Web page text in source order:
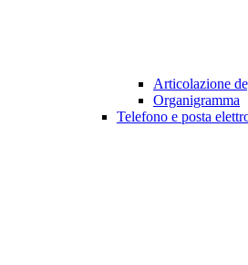
Articolazione
Organigramma
Telefono e posta